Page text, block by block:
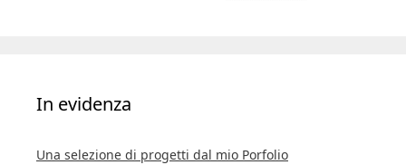
In evidenza
Una selezione di progetti dal mio Porfolio